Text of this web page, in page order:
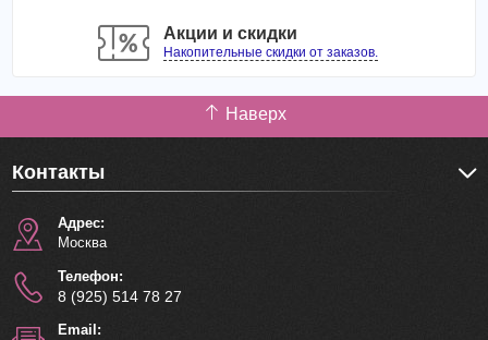
Акции и скидки
Накопительные скидки от заказов.
Наверх
Контакты
Адрес:
Москва
Телефон:
8 (925) 514 78 27
Email: